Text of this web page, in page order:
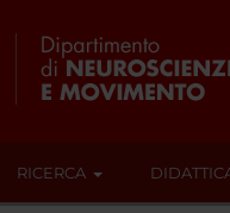
RICERCA